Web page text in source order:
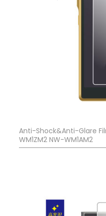
Anti-Shock&Anti-Glare
WM1ZM2 NW-WM1AM2